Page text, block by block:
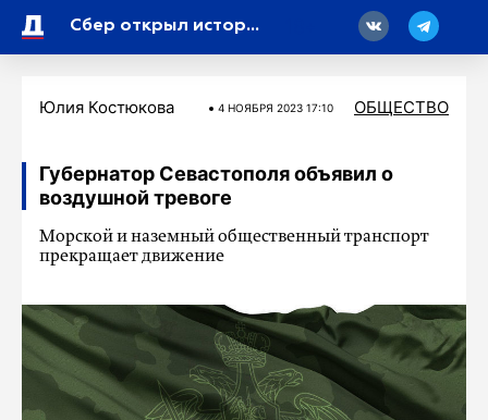
Сбер открыл исторический и современный офисы на выставке «Россия»
Юлия Костюкова 4 НОЯБРЯ 2023 17:10 ОБЩЕСТВО
Губернатор Севастополя объявил о
воздушной тревоге
Морской и наземный общественный транспорт
прекращает движение